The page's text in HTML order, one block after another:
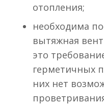
отопления;
необходима
вытяжная
это
герметичных
них нет